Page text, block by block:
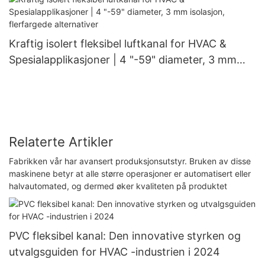
Kraftig isolert fleksibel luftkanal for HVAC &
Spesialapplikasjoner | 4 "-59" diameter, 3 mm
Relaterte Artikler
Fabrikken vår har avansert produksjonsutstyr. Bruken av disse
maskinene betyr at alle større operasjoner er automatisert eller
halvautomated, og dermed øker kvaliteten på produktet
PVC fleksibel kanal: Den innovative styrken og
utvalgsguiden for HVAC -industrien i 2024